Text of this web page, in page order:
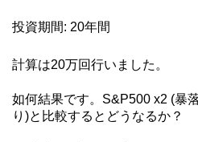
投資期間: 20年間
計算は20万回行いました。
如何結果です。S&P500 x2 (暴
り)と比較するとどうなるか？